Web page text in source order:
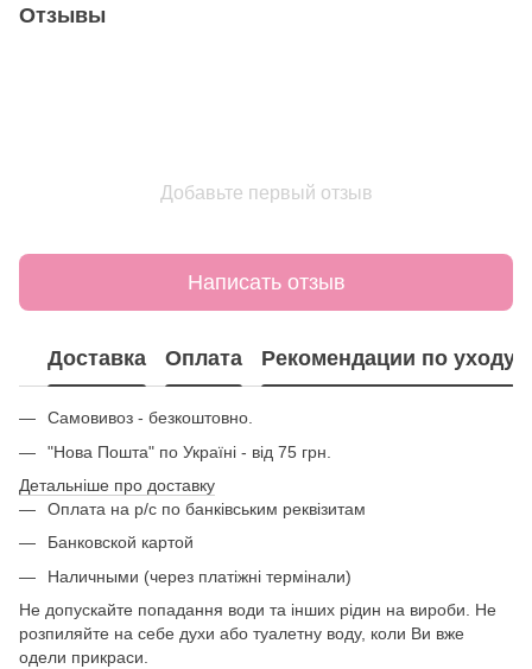
Отзывы
Добавьте первый отзыв
Написать отзыв
Доставка Оплата Рекомендации по уходу
Самовивоз - безкоштовно.
"Нова Пошта" по Україні - від 75 грн.
Детальніше про доставку
Оплата на р/с по банківським реквізитам
Банковской картой
Наличными (через платіжні термінали)
Не допускайте попадання води та інших рідин на вироби. Не
розпиляйте на себе духи або туалетну воду, коли Ви вже
одели прикраси.